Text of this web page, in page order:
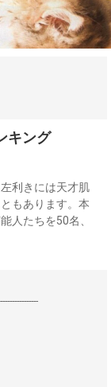
キング
利きには天才肌
もあります。本
人たちを50名、